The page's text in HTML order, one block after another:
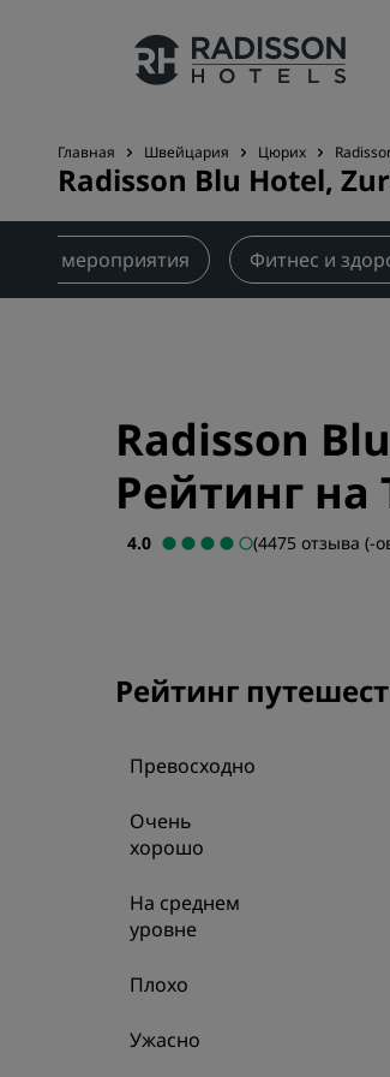
Наши бренды
Бренды Radisson Hotels
Главная Швейцария Цюрих
Radisson Blu Hotel,
и мероприятия Фитнес и
Radisson
Рейтинг на
4.0 (4475 отзыва (-
Рейтинг
Превосходно
Очень
хорошо
На среднем
уровне
Плохо
Ужасно